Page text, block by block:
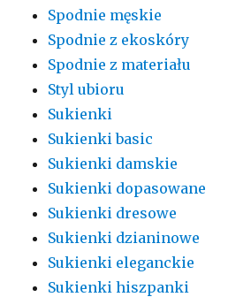
Spodnie męskie
Spodnie z ekoskóry
Spodnie z materiału
Styl ubioru
Sukienki
Sukienki basic
Sukienki damskie
Sukienki dopasowane
Sukienki dresowe
Sukienki dzianinowe
Sukienki eleganckie
Sukienki hiszpanki